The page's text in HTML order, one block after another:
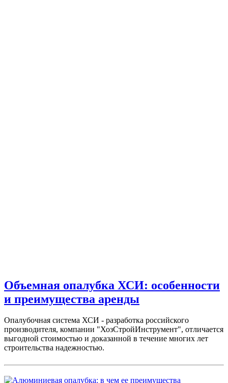
Объемная опалубка ХСИ: особенности
и преимущества аренды
Опалубочная система ХСИ - разработка российского
производителя, компании "ХозСтройИнструмент", отличается
выгодной стоимостью и доказанной в течение многих лет
строительства надежностью.